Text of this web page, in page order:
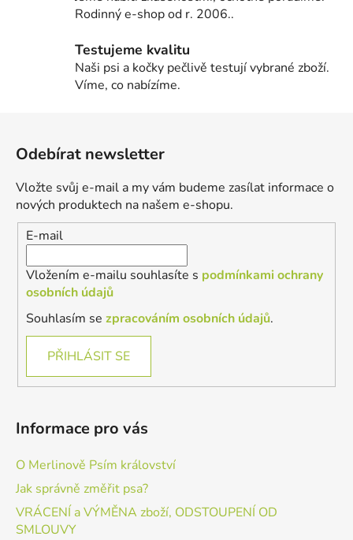
Rodinný e-shop od r. 2006..
Testujeme kvalitu
Naši psi a kočky pečlivě testují vybrané zboží.
Víme, co nabízíme.
Odebírat newsletter
Vložte svůj e-mail a my vám budeme zasílat informace o
nových produktech na našem e-shopu.
E-mail
Vložením e-mailu souhlasíte s podmínkami ochrany
osobních údajů
Souhlasím se zpracováním osobních údajů.
PŘIHLÁSIT SE
Informace pro vás
O Merlinově Psím království
Jak správně změřit psa?
VRÁCENÍ a VÝMĚNA zboží, ODSTOUPENÍ OD
SMLOUVY